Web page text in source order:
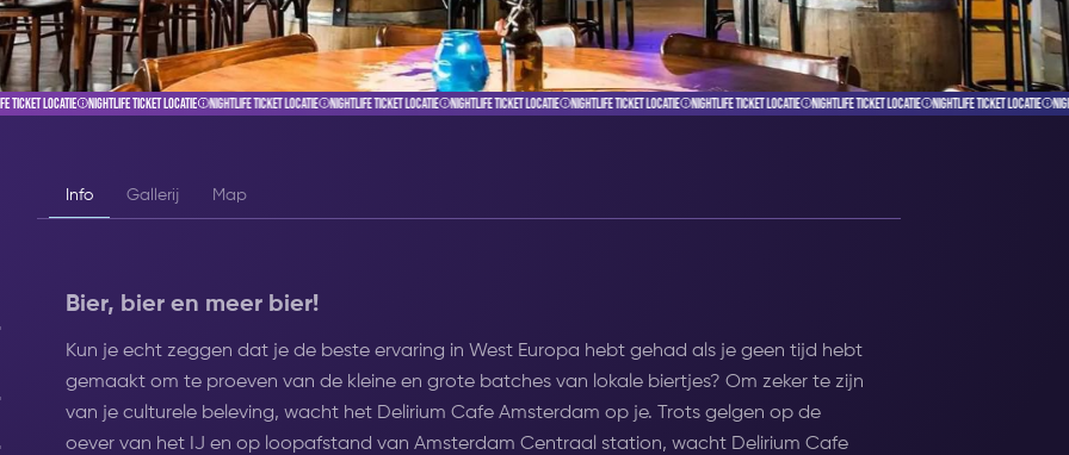
TICKET LOCATIE NIGHTLIFE TICKET LOCATIE NIGHTLIFE TICKET LOCATIE NIGHTLIFE TICKET LOCATIE NIGHTLIFE TICKET LOCATIE NIGHTLIFE TICKET LOCATIE NIGHTLIFE TICKET LOCATIE NIGHTLIFE TICKET LOCATIE NIGHTLIFE TICKET LOCATIE
Info Gallerij Map
Bier, bier en meer bier!
Kun je echt zeggen dat je de beste ervaring in West Europa hebt gehad als je geen tijd hebt
gemaakt om te proeven van de kleine en grote batches van lokale biertjes? Om zeker te zijn
van je culturele beleving, wacht het Delirium Cafe Amsterdam op je. Trots gelgen op de
oever van het IJ en op loopafstand van Amsterdam Centraal station, wacht Delirium Cafe